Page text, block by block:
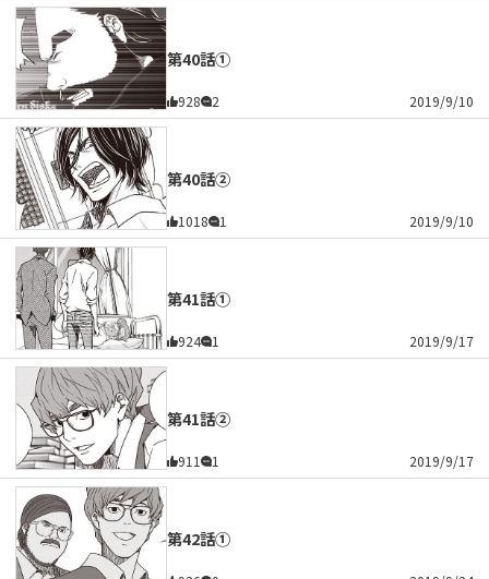
第40話①
928 2 2019/9/10
第40話②
1018 1 2019/9/10
第41話①
924 1 2019/9/17
第41話②
911 1 2019/9/17
第42話①